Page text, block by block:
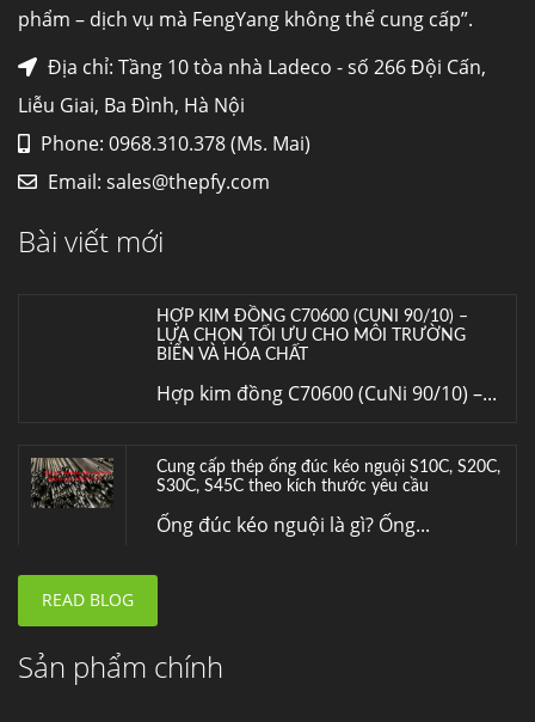
phẩm – dịch vụ mà FengYang không thể cung cấp”.
Địa chỉ: Tầng 10 tòa nhà Ladeco - số 266 Đội Cấn,
Liễu Giai, Ba Đình, Hà Nội
Phone: 0968.310.378 (Ms. Mai)
Email: sales@thepfy.com
Bài viết mới
Hợp kim N06625 là gì? Giá hợp kim 625 mới
nhiệt,...
Mua inox ở đâu chất lượng giá tốt? Gọi ngay
Inox (thép không gỉ) là một trong...
HỢP KIM ĐỒNG C70600 (CUNI 90/10) –
LỰA CHỌN TỐI ƯU CHO MÔI TRƯỜNG
BIỂN VÀ HÓA CHẤT
Hợp kim đồng C70600 (CuNi 90/10) –...
Cung cấp thép ống đúc kéo nguội S10C, S20C,
S30C, S45C theo kích thước yêu cầu
Ống đúc kéo nguội là gì? Ống...
Fengyang là một trong những nhà
READ BLOG
Sản phẩm chính